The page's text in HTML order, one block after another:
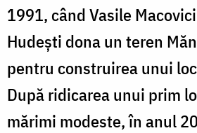
1991, când Vasile
Hudești dona un teren
pentru construirea unui
După ridicarea unui prim
mărimi modeste, în anul